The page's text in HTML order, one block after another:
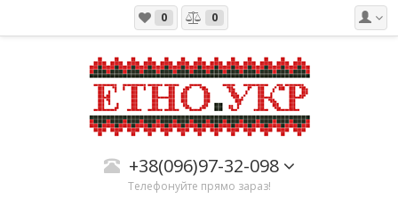
0 0
+38(096)97-32-098
Телефонуйте прямо зараз!